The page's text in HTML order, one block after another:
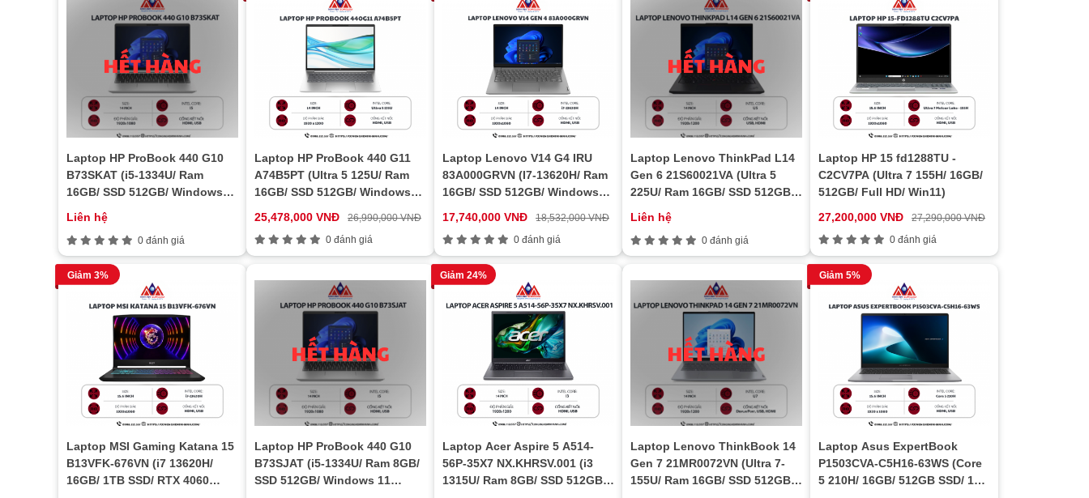
Laptop HP ProBook 440 G10
B73SKAT (i5-1334U/ Ram
16GB/ SSD 512GB/ Windows
11 Home/ 1Y/ Bạc)
Liên hệ
0 đánh giá
Laptop HP ProBook 440 G11
A74B5PT (Ultra 5 125U/ Ram
16GB/ SSD 512GB/ Windows
25,478,000 VNĐ
26,990,000 VNĐ
0 đánh giá
Laptop Lenovo V14 G4 IRU
83A000GRVN (I7-13620H/ Ram
16GB/ SSD 512GB/ Windows
17,740,000 VNĐ
18,532,000 VNĐ
0 đánh giá
Laptop Lenovo ThinkPad L14
Gen 6 21S60021VA (Ultra 5
225U/ Ram 16GB/ SSD 512GB/
Windows 11 Home/ 1Y/ Đen)
Liên hệ
0 đánh giá
Laptop HP 15 fd1288TU -
C2CV7PA (Ultra 7 155H/ 16GB/
512GB/ Full HD/ Win11)
27,200,000 VNĐ
27,290,000 VNĐ
0 đánh giá
Giảm 3%
Laptop MSI Gaming Katana 15
B13VFK-676VN (i7 13620H/
16GB/ 1TB SSD/ RTX 4060
Laptop HP ProBook 440 G10
B73SJAT (i5-1334U/ Ram 8GB/
SSD 512GB/ Windows 11
Giảm 24%
Laptop Acer Aspire 5 A514-
56P-35X7 NX.KHRSV.001 (i3
1315U/ Ram 8GB/ SSD 512GB/
Laptop Lenovo ThinkBook 14
Gen 7 21MR0072VN (Ultra 7-
155U/ Ram 16GB/ SSD 512GB/
Giảm 5%
Laptop Asus ExpertBook
P1503CVA-C5H16-63WS (Core
5 210H/ 16GB/ 512GB SSD/ 15.6